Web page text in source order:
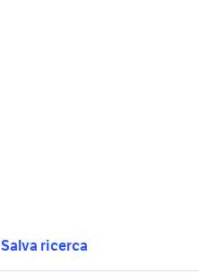
Salva ricerca